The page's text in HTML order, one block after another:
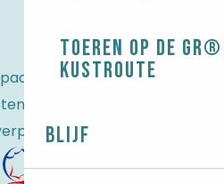
Toeren op de
kustroute
Blijf
Pro